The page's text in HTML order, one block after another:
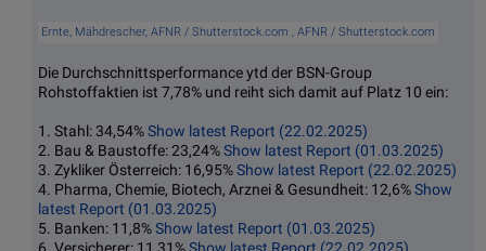
Ernte, Mähdrescher, AFNR / Shutterstock.com , AFNR / Shutterstock.com
Die Durchschnittsperformance ytd der BSN-Group
Rohstoffaktien ist 7,78% und reiht sich damit auf Platz 10 ein:
1. Stahl: 34,54%Show latest Report (22.02.2025)
2. Bau & Baustoffe: 23,24%Show latest Report (01.03.2025)
3. Zykliker Österreich: 16,95%Show latest Report (22.02.2025)
4. Pharma, Chemie, Biotech, Arznei & Gesundheit: 12,6%Show
latest Report (01.03.2025)
5. Banken: 11,8%Show latest Report (01.03.2025)